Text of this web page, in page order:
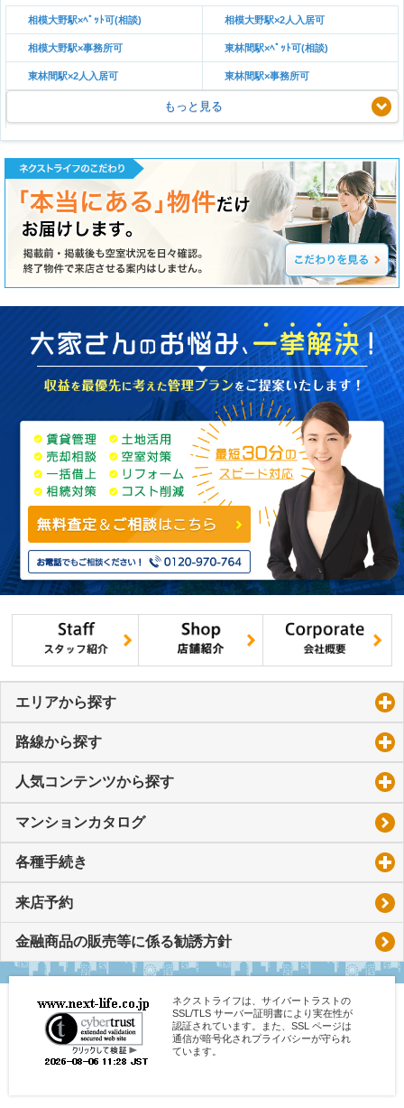
相模大野駅×ﾍﾟｯﾄ可(相談) 相模大野駅×2人入居可
相模大野駅×事務所可 東林間駅×ﾍﾟｯﾄ可(相談)
東林間駅×2人入居可 東林間駅×事務所可
もっと見る
エリアから探す
路線から探す
人気コンテンツから探す
マンションカタログ
各種手続き
来店予約
金融商品の販売等に係る勧誘方針
ネクストライフは、サイバートラストの
SSL/TLS サーバー証明書により実在性が
認証されています。また、SSL ページは
通信が暗号化されプライバシーが守られ
ています。